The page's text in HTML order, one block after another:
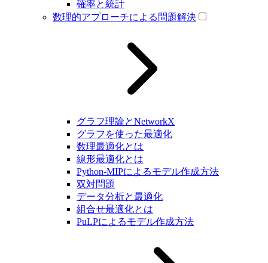
確率と統計
数理的アプローチによる問題解決
グラフ理論とNetworkX
グラフを使った最適化
数理最適化とは
線形最適化とは
Python-MIPによるモデル作成方法
双対問題
データ分析と最適化
組合せ最適化とは
PuLPによるモデル作成方法